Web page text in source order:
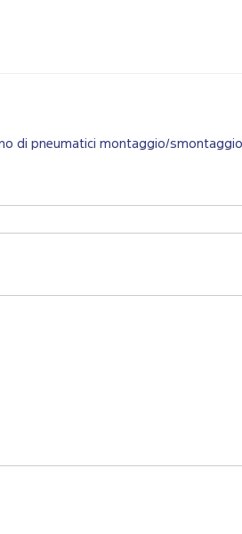
di pneumatici montaggio/smontaggio